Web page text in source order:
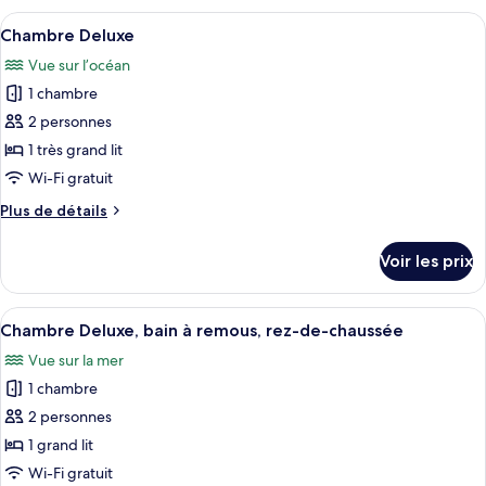
type
de
Chambre
Romantique
Afficher
toutes
les
photos
pour
ce
type
chambre :
Un bain à remous sous un toit en
22
Chambre Deluxe
Vue sur l’océan
1 chambre
2 personnes
1 très grand lit
Wi-Fi gratuit
Plus de détails
Plus
le
type
de
Chambre
Deluxe
Voir les prix
Afficher
toutes
les
photos
pour
ce
type
Une salle de bain moderne avec
9
Chambre Deluxe, bain à remous, rez-de-chaussée
Vue sur la mer
1 chambre
2 personnes
1 grand lit
Wi-Fi gratuit